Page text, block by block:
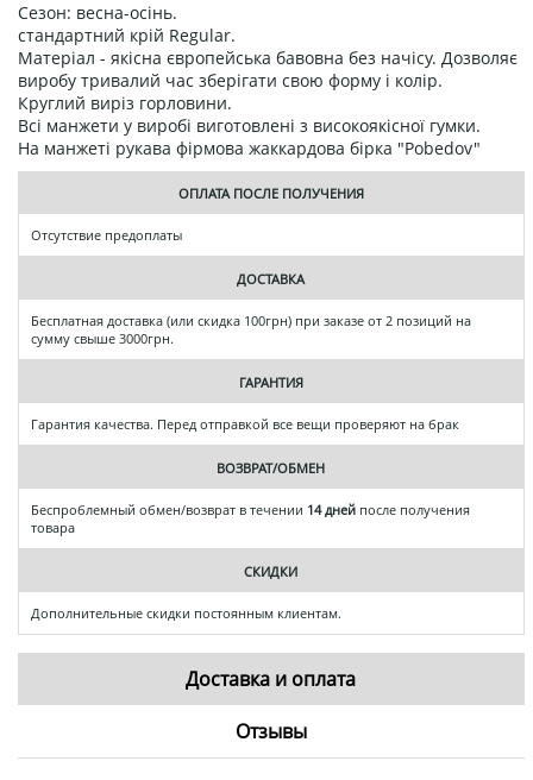
Сезон: весна-осінь.
стандартний крій Regular.
Матеріал - якісна європейська бавовна без начісу. Дозволяє
виробу тривалий час зберігати свою форму і колір.
Круглий виріз горловини.
Всі манжети у виробі виготовлені з високоякісної гумки.
На манжеті рукава фірмова жаккардова бірка "Pobedov"
ОПЛАТА ПОСЛЕ ПОЛУЧЕНИЯ
Отсутствие предоплаты
ДОСТАВКА
Бесплатная доставка (или скидка 100грн) при заказе от 2 позиций на
сумму свыше 3000грн.
ГАРАНТИЯ
Гарантия качества. Перед отправкой все вещи проверяют на брак
ВОЗВРАТ/ОБМЕН
Беспроблемный обмен/возврат в течении 14 дней после получения
товара
СКИДКИ
Дополнительные скидки постоянным клиентам.
Доставка и оплата
Отзывы